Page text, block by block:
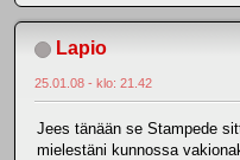
Lapio
25.01.08 - klo: 21.42
Jees tänään se Stampede
mielestäni kunnossa